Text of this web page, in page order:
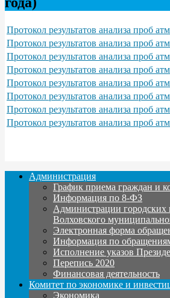
Протокол результатов анализа проб
Протокол результатов анализа проб
Протокол результатов анализа проб
Протокол результатов анализа проб
Протокол результатов анализа проб
Протокол результатов анализа проб
Протокол результатов анализа проб
Протокол результатов анализа проб
Администрация
График приема граждан и
Информация по 8-ФЗ
Администрации городских
Волховского
Электронная форма
Информация по
Исполнение указов
Перепись 2020
Финансовая деятельность
Комитет по экономике и
Экономика